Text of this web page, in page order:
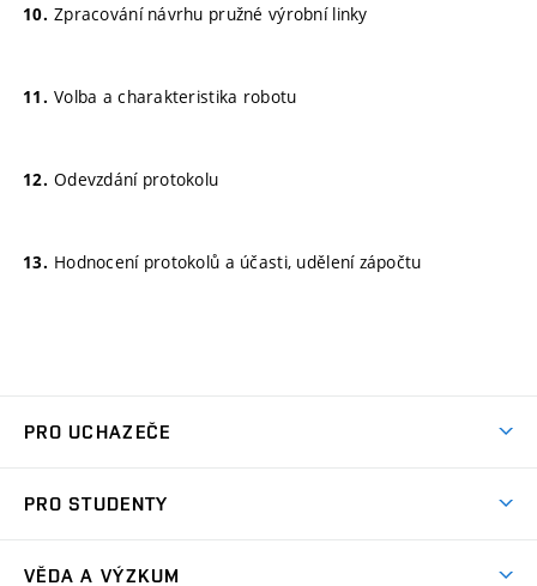
Zpracování návrhu pružné výrobní linky
Volba a charakteristika robotu
Odevzdání protokolu
Hodnocení protokolů a účasti, udělení zápočtu
PRO UCHAZEČE
Ambasadoři studia
PRO STUDENTY
VĚDA A VÝZKUM